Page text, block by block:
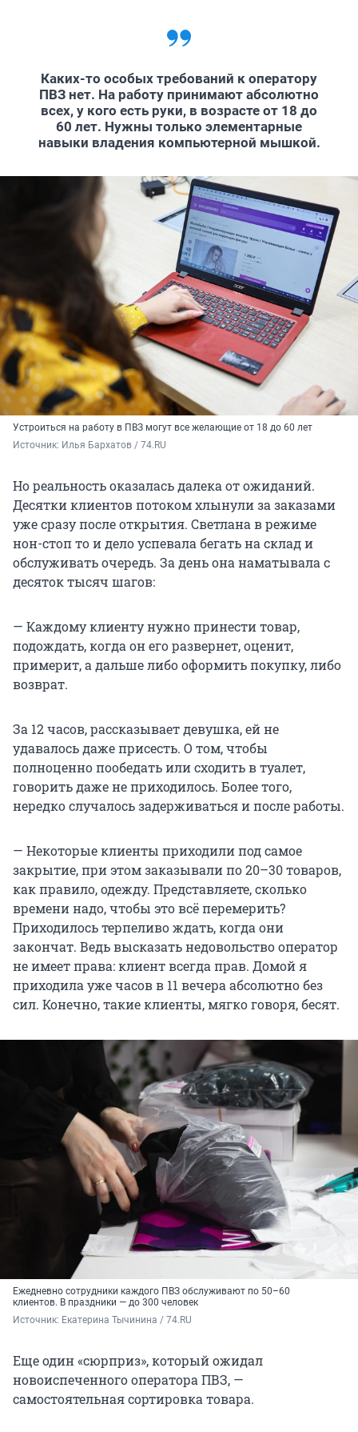
Каких-то особых требований к оператору
ПВЗ нет. На работу принимают абсолютно
всех, у кого есть руки, в возрасте от 18 до
60 лет. Нужны только элементарные
навыки владения компьютерной мышкой.
Устроиться на работу в ПВЗ могут все желающие от 18 до 60 лет
Источник: Илья Бархатов / 74.RU
Но реальность оказалась далека от ожиданий.
Десятки клиентов потоком хлынули за заказами
уже сразу после открытия. Светлана в режиме
нон-стоп то и дело успевала бегать на склад и
обслуживать очередь. За день она наматывала с
десяток тысяч шагов:
— Каждому клиенту нужно принести товар,
подождать, когда он его развернет, оценит,
примерит, а дальше либо оформить покупку, либо
возврат.
За 12 часов, рассказывает девушка, ей не
удавалось даже присесть. О том, чтобы
полноценно пообедать или сходить в туалет,
говорить даже не приходилось. Более того,
нередко случалось задерживаться и после работы.
— Некоторые клиенты приходили под самое
закрытие, при этом заказывали по 20–30 товаров,
как правило, одежду. Представляете, сколько
времени надо, чтобы это всё перемерить?
Приходилось терпеливо ждать, когда они
закончат. Ведь высказать недовольство оператор
не имеет права: клиент всегда прав. Домой я
приходила уже часов в 11 вечера абсолютно без
сил. Конечно, такие клиенты, мягко говоря, бесят.
Ежедневно сотрудники каждого ПВЗ обслуживают по 50–60
клиентов. В праздники — до 300 человек
Источник: Екатерина Тычинина / 74.RU
Еще один «сюрприз», который ожидал
новоиспеченного оператора ПВЗ, —
самостоятельная сортировка товара.